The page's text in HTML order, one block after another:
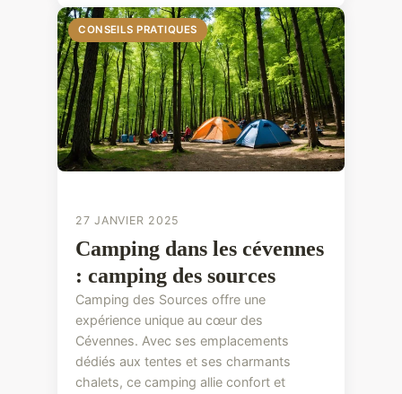
CONSEILS PRATIQUES
27 JANVIER 2025
Camping dans les cévennes
: camping des sources
Camping des Sources offre une
expérience unique au cœur des
Cévennes. Avec ses emplacements
dédiés aux tentes et ses charmants
chalets, ce camping allie confort et